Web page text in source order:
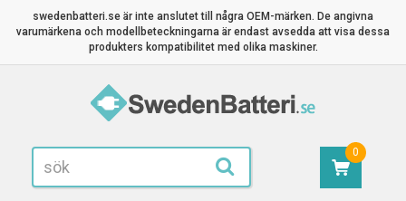
swedenbatteri.se är inte anslutet till några OEM-märken. De angivna
varumärkena och modellbeteckningarna är endast avsedda att visa dessa
produkters kompatibilitet med olika maskiner.
0